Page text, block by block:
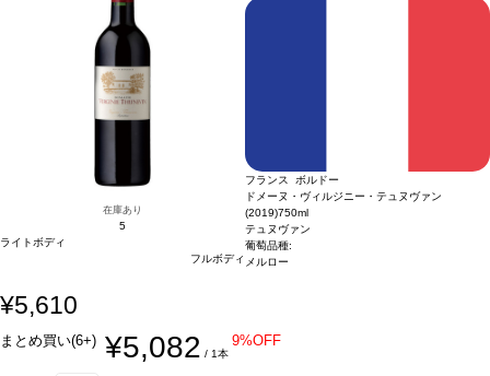
在庫あり
5
ライトボディ
フルボディ
フランス ボルドー
ドメーヌ・ヴィルジニー・テュヌヴァン
(2019)750ml
テュヌヴァン
葡萄品種:
メルロー
¥5,610
まとめ買い(6+) ¥5,082 / 1本
9%OFF